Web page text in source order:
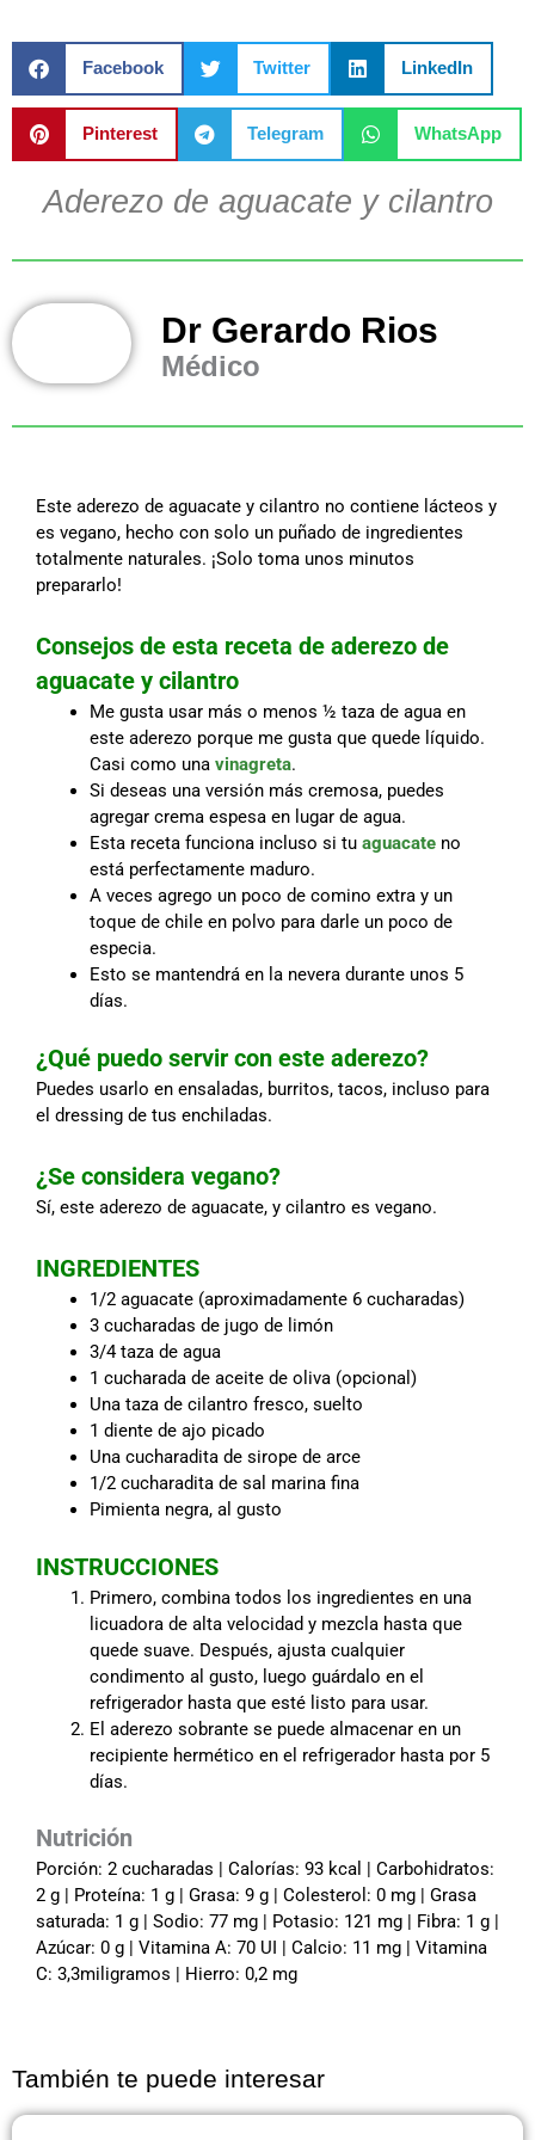
Facebook Twitter LinkedIn
Pinterest Telegram WhatsApp
Aderezo de aguacate y cilantro
Dr Gerardo Rios
Médico
Este aderezo de aguacate y cilantro no contiene lácteos y
es vegano, hecho con solo un puñado de ingredientes
totalmente naturales. ¡Solo toma unos minutos
prepararlo!
Consejos de esta receta de aderezo de
aguacate y cilantro
Me gusta usar más o menos ½ taza de agua en
este aderezo porque me gusta que quede líquido.
Casi como una vinagreta.
Si deseas una versión más cremosa, puedes
agregar crema espesa en lugar de agua.
Esta receta funciona incluso si tu aguacate no
está perfectamente maduro.
A veces agrego un poco de comino extra y un
toque de chile en polvo para darle un poco de
especia.
Esto se mantendrá en la nevera durante unos 5
días.
¿Qué puedo servir con este aderezo?
Puedes usarlo en ensaladas, burritos, tacos, incluso para
el dressing de tus enchiladas.
¿Se considera vegano?
Sí, este aderezo de aguacate, y cilantro es vegano.
INGREDIENTES
1/2 aguacate (aproximadamente 6 cucharadas)
3 cucharadas de jugo de limón
3/4 taza de agua
1 cucharada de aceite de oliva (opcional)
Una taza de cilantro fresco, suelto
1 diente de ajo picado
Una cucharadita de sirope de arce
1/2 cucharadita de sal marina fina
Pimienta negra, al gusto
INSTRUCCIONES
Primero, combina todos los ingredientes en una
licuadora de alta velocidad y mezcla hasta que
quede suave. Después, ajusta cualquier
condimento al gusto, luego guárdalo en el
refrigerador hasta que esté listo para usar.
El aderezo sobrante se puede almacenar en un
recipiente hermético en el refrigerador hasta por 5
días.
Nutrición
Porción: 2 cucharadas | Calorías: 93 kcal | Carbohidratos:
2 g | Proteína: 1 g | Grasa: 9 g | Colesterol: 0 mg | Grasa
saturada: 1 g | Sodio: 77 mg | Potasio: 121 mg | Fibra: 1 g |
Azúcar: 0 g | Vitamina A: 70 UI | Calcio: 11 mg | Vitamina
C: 3,3miligramos | Hierro: 0,2 mg
También te puede interesar